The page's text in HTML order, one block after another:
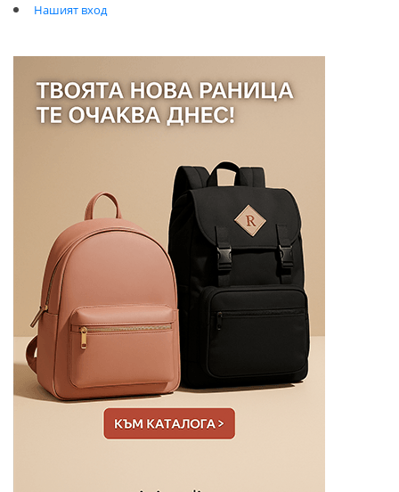
Нашият вход